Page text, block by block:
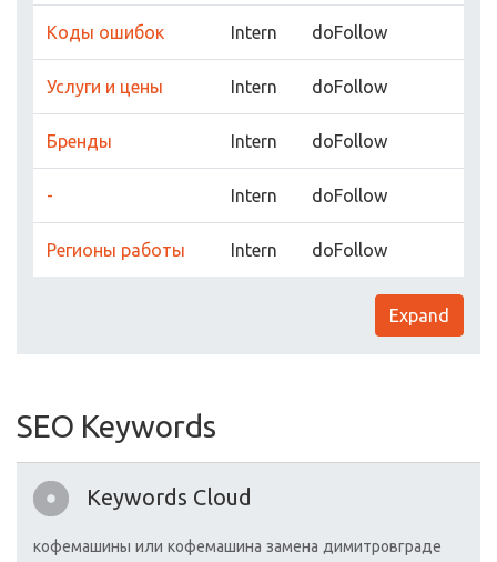
Коды ошибок Intern doFollow
Услуги и цены Intern doFollow
Бренды Intern doFollow
- Intern doFollow
Регионы работы Intern doFollow
Expand
SEO Keywords
Keywords Cloud
кофемашины или кофемашина замена димитровграде